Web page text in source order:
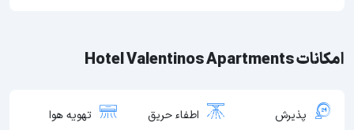
امکانات Hotel Valentinos Apartments
پذیرش اطفاء حریق تهویه هوا